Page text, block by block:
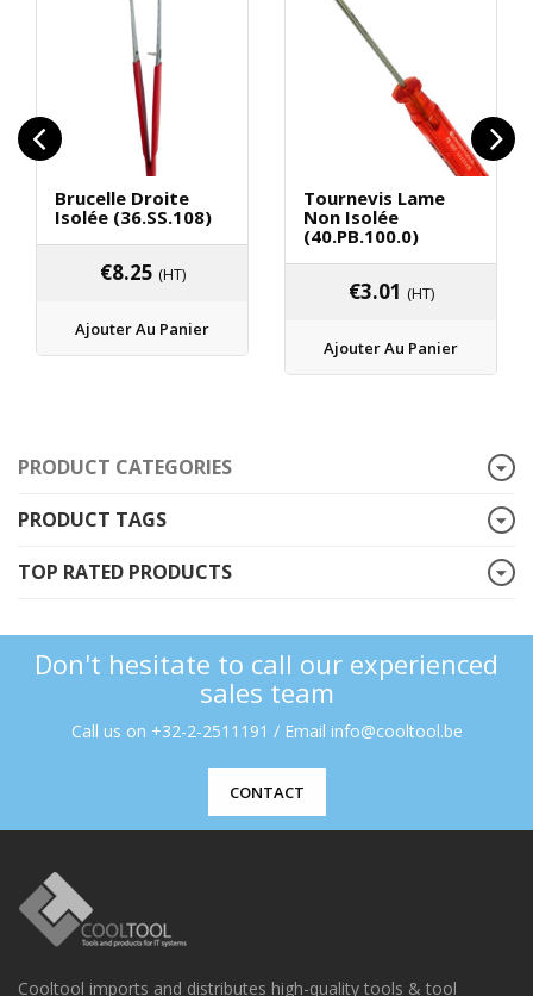
Brucelle Droite
Isolée (36.SS.108)
€8.25 (HT)
Ajouter Au Panier
Tournevis Lame
Non Isolée
(40.PB.100.0)
€3.01 (HT)
Ajouter Au Panier
PRODUCT CATEGORIES
PRODUCT TAGS
TOP RATED PRODUCTS
Don't hesitate to call our experienced
sales team
Call us on +32-2-2511191 / Email info@cooltool.be
CONTACT
Cooltool imports and distributes high-quality tools & tool